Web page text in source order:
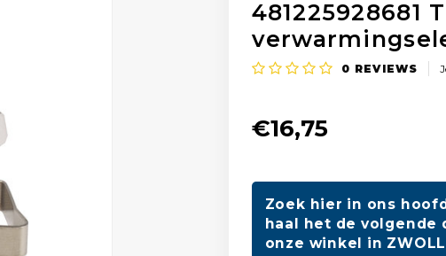
481225928681
0 REVIEWS
€16,75
Zoek hier in ons
haal het de volgende
onze winkel in